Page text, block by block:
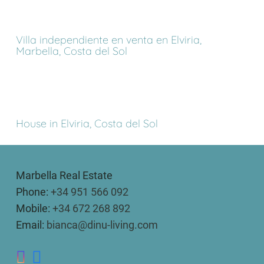
Villa independiente en venta en Elviria,
Marbella, Costa del Sol
House in Elviria, Costa del Sol
Marbella Real Estate
Phone: +34 951 566 092
Mobile: +34 672 268 892
Email: bianca@dinu-living.com